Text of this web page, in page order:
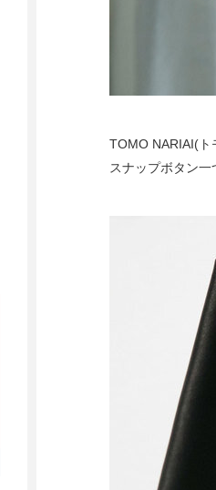
TOMO NARIAI(ト
スナップボタン